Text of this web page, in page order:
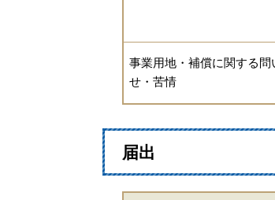
事業用地・補償に関する問
せ・苦情
届出